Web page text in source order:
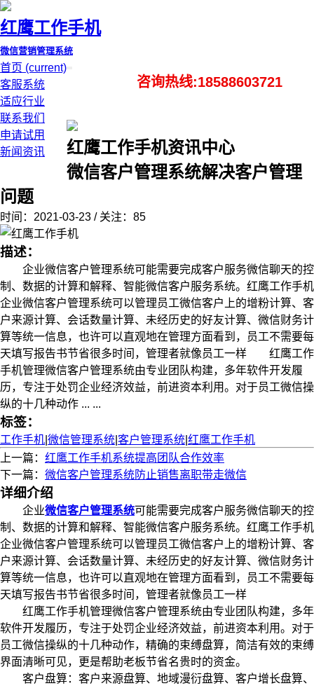
红鹰工作手机
微信营销管理系统
首页 (current)
客服系统
适应行业
联系我们
申请试用
新闻资讯
咨询热线:18588603721
红鹰工作手机资讯中心
微信客户管理系统解决客户管理
问题
时间：2021-03-23 / 关注：85
描述：
企业微信客户管理系统可能需要完成客户服务微信聊天的控
制、数据的计算和解释、智能微信客户服务系统。红鹰工作手机
企业微信客户管理系统可以管理员工微信客户上的增粉计算、客
户来源计算、会话数量计算、未经历史的好友计算、微信财务计
算等统一信息，也许可以直观地在管理方面看到，员工不需要每
天填写报告书节省很多时间，管理者就像员工一样 红鹰工作
手机管理微信客户管理系统由专业团队构建，多年软件开发履
历，专注于处罚企业经济效益，前进资本利用。对于员工微信操
纵的十几种动作 ... ...
标签：
工作手机 微信管理系统 客户管理系统 红鹰工作手机
上一篇： 红鹰工作手机系统提高团队合作效率
下一篇： 微信客户管理系统防止销售离职带走微信
详细介绍
企业微信客户管理系统可能需要完成客户服务微信聊天的控
制、数据的计算和解释、智能微信客户服务系统。红鹰工作手机
企业微信客户管理系统可以管理员工微信客户上的增粉计算、客
户来源计算、会话数量计算、未经历史的好友计算、微信财务计
算等统一信息，也许可以直观地在管理方面看到，员工不需要每
天填写报告书节省很多时间，管理者就像员工一样
红鹰工作手机管理微信客户管理系统由专业团队构建，多年
软件开发履历，专注于处罚企业经济效益，前进资本利用。对于
员工微信操纵的十几种动作，精确的束缚盘算，简洁有效的束缚
界面清晰可见，更是帮助老板节省名贵时的资金。
客户盘算：客户来源盘算、地域漫衍盘算、客户增长盘算、